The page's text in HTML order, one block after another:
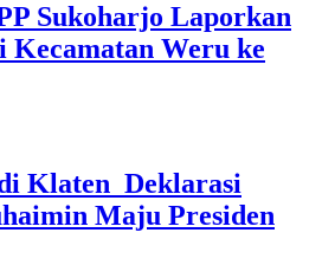
Sukoharjo Laporkan
Kecamatan Weru ke
Klaten Deklarasi
Maju Presiden